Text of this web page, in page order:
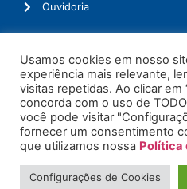
Ouvidoria
© 2026. Todos os
Usamos cookies em nosso
experiência mais relevante,
visitas repetidas. Ao clicar em
concorda com o uso de
você pode visitar
fornecer um consentimento
que utilizamos nossa Política
Configurações de Cookies